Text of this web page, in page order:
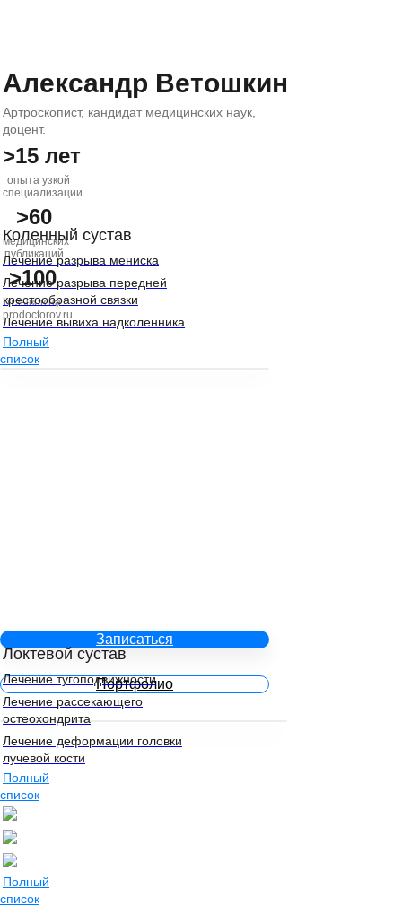
Александр Ветошкин
Артроскопист, кандидат медицинских наук,
доцент.
>15 лет
опыта узкой
специализации
>60
медицинских
публикаций
>100
отзывов на
prodoctorov.ru
Записаться
Портфолио
Коленный сустав
Лечение разрыва мениска
Лечение разрыва передней
крестообразной связки
Лечение вывиха надколенника
Полный
список
Локтевой сустав
Лечение тугоподвижности
Лечение рассекающего
остеохондрита
Лечение деформации головки
лучевой кости
Полный
список
Полный
список